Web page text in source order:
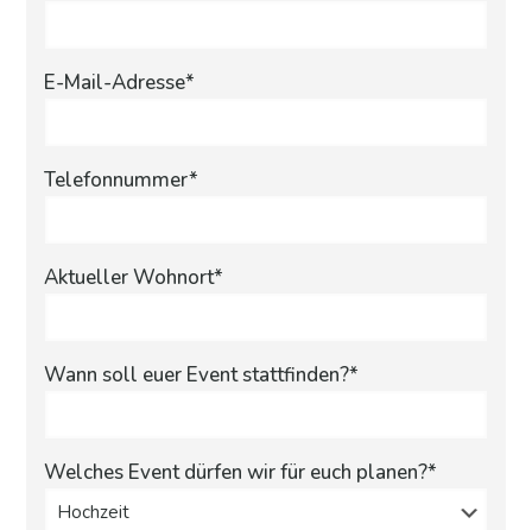
E-Mail-Adresse*
Telefonnummer*
Aktueller Wohnort*
Wann soll euer Event stattfinden?*
Welches Event dürfen wir für euch planen?*